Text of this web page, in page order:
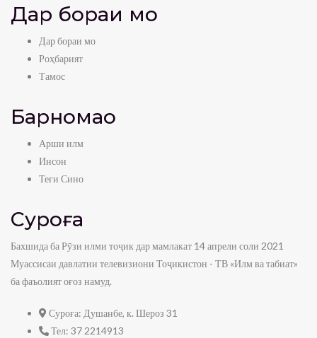
Дар бораи мо
Дар бораи мо
Роҳбарият
Тамос
Барномаҳо
Арши илм
Инсон
Теғи Сино
Суроға
Бахшида ба Рӯзи илми тоҷик дар мамлакат 14 апрели соли 2021
Муассисаи давлатии телевизиони Тоҷикистон - ТВ «Илм ва табиат»
ба фаъолият оғоз намуд.
Суроға: Душанбе, к. Шероз 31
Тел: 37 2214913